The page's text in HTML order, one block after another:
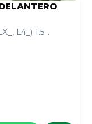
L4_) 1.5...